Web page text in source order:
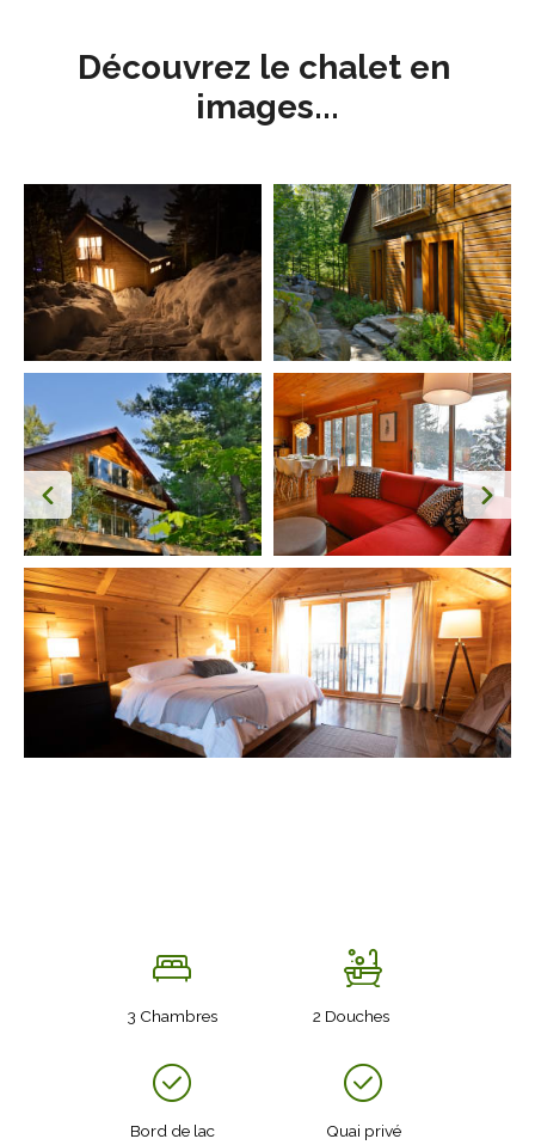
Découvrez le chalet en
images...
3 Chambres 2 Douches
Bord de lac Quai privé